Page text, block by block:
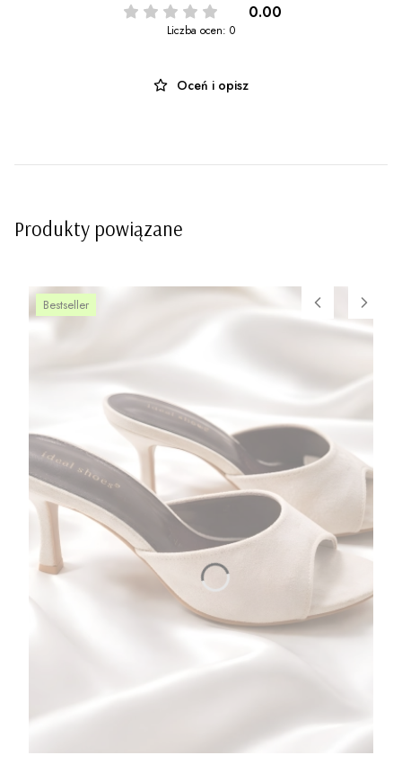
0.00
Liczba ocen: 0
Oceń i opisz
Produkty powiązane
Bestseller